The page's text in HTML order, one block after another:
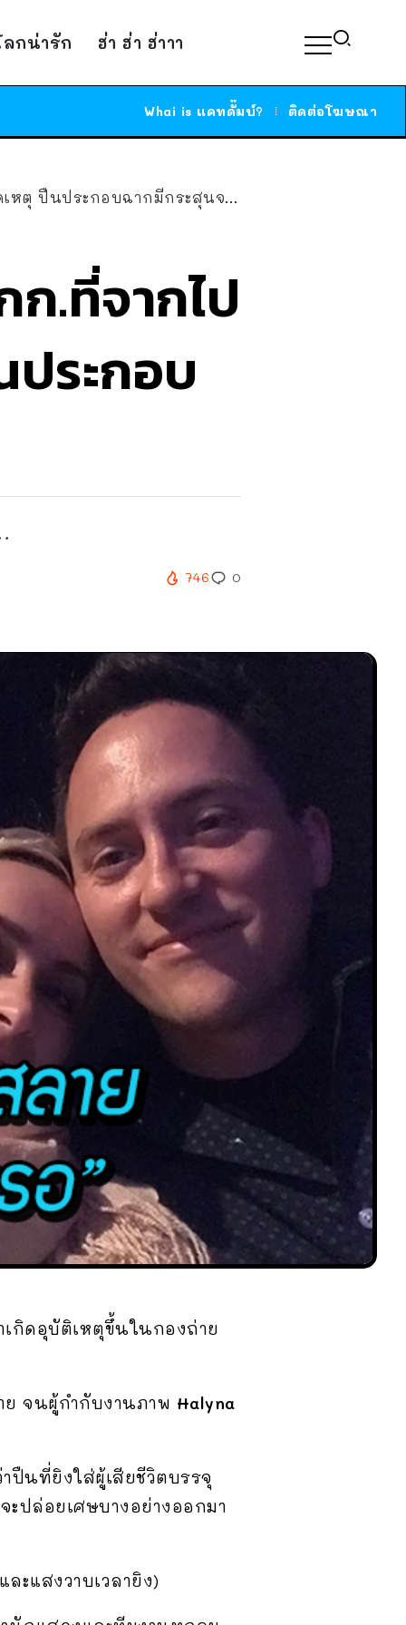
ลกน่ารัก ฮ่า ฮ่า ฮ่าาา
Whai is แคทดั๊มบ์? ติดต่อโฆษณา
ตุ ปืนประกอบฉากมีกระสุนจริง
.ที่จากไป
ระกอบ
746 0
เกิดอุบัติเหตุขึ้นในกองถ่าย
จนผู้กำกับงานภาพ Halyna
ปืนที่ยิงใส่ผู้เสียชีวิตบรรจุ
ปล่อยเศษบางอย่างออกมา
ะแสงวาบเวลายิง)